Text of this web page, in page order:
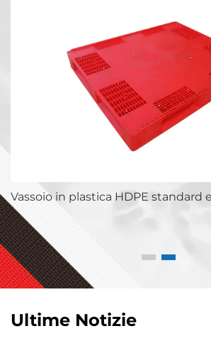
cassonetto industriale esterno da 120/240 litri, pattumiera in plastica per rifiuti
Ultime Notizie